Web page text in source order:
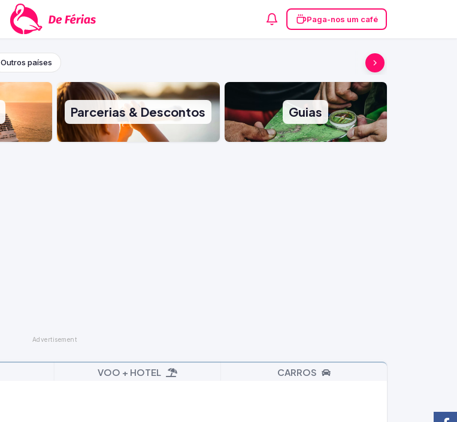
Paga-nos um café
Outros países
Parcerias & Descontos Guias
VOO + HOTEL CARROS